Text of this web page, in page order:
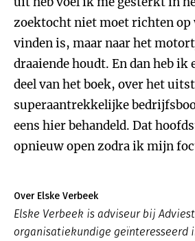
zoektocht niet moet richten op
vinden is, maar naar het
draaiende houdt. En dan heb ik
deel van het boek, over het
superaantrekkelijke
eens hier behandeld. Dat
opnieuw open zodra ik mijn
Over Elske Verbeek
Elske Verbeek is adviseur bij
organisatiekundige geïnteresseerd